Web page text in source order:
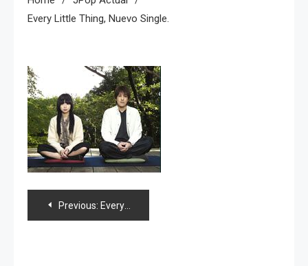
Every Little Thing, Nuevo Single.
Navegación
Previous: Every Little Thing, nuevo single.